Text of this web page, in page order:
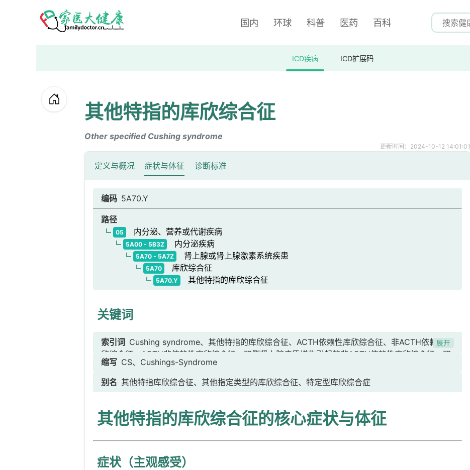
国内 环球 科普 医药 百科
ICD疾病 ICD扩展码
其他特指的库欣综合征
Other specified Cushing syndrome
更新时间：2024-10-12 14:01:01
定义与概况 症状与体征 诊断标准
编码 5A70.Y
路径
05 内分泌、营养或代谢疾病
5A00 - 5B3Z 内分泌疾病
5A70 - 5A7Z 肾上腺或肾上腺激素系统疾患
5A70 库欣综合征
5A70.Y 其他特指的库欣综合征
关键词
索引词 Cushing syndrome、其他特指的库欣综合征、ACTH依赖性库欣综合征、非ACTH依赖性库
欣综合征、ACTH非依赖性库欣综合征、双侧肾上腺皮质增生引起的非ACTH依赖性库欣综合征、双
侧肾上腺皮质增生引起的ACTH非依赖性库欣综合征、非ACTH依赖性大结节肾上腺增生、ACTH非
依赖性大结节肾上腺增生、促肾上腺皮质激素非依赖性肾上腺皮质大结节增生症、原发性色素沉着
皮肤黏液瘤-蓝痣]综合征、LAMB[雀斑样痣、心房粘液瘤、皮肤黏膜黏液瘤、蓝痣]综合征、单侧肿
瘤引起的非ACTH依赖性库欣综合征、单侧肿瘤引起的ACTH非依赖性库欣综合征、药物性库欣综合
征、药剂所致库欣综合征、医源性皮质醇增多综合征、药物性库欣病、医源性库欣病、医源性库欣
展开
缩写 CS、Cushings-Syndrome
别名 其他特指库欣综合征、其他指定类型的库欣综合征、特定型库欣综合症
其他特指的库欣综合征的核心症状与体征
症状（主观感受）